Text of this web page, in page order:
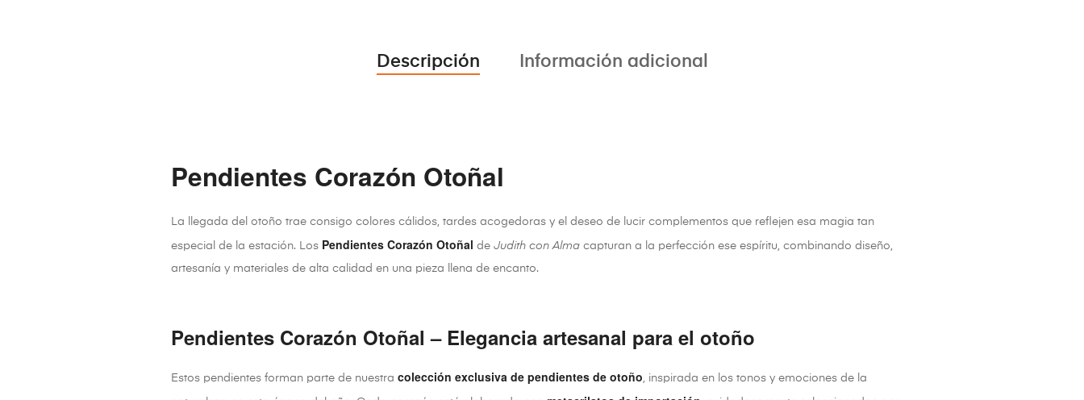
Descripción Información adicional
Pendientes Corazón Otoñal
La llegada del otoño trae consigo colores cálidos, tardes acogedoras y el deseo de lucir complementos que reflejen esa magia tan
especial de la estación. Los Pendientes Corazón Otoñal de Judith con Alma capturan a la perfección ese espíritu, combinando diseño,
artesanía y materiales de alta calidad en una pieza llena de encanto.
Pendientes Corazón Otoñal – Elegancia artesanal para el otoño
Estos pendientes forman parte de nuestra colección exclusiva de pendientes de otoño , inspirada en los tonos y emociones de la